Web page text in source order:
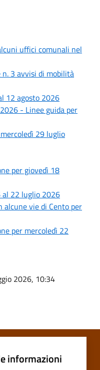
uffici comunali nel
n. 3 avvisi di mobilità
12 agosto 2026
- Linee guida per
29 luglio
per giovedì 18
al 22 luglio 2026
vie di Cento per
per mercoledì 22
2026, 10:34
informazioni